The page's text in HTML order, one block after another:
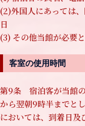
(2)外国人にあっては
日
(3) その他当館が必要
客室の使用時間
第9条 宿泊客が当館
から翌朝9時半までと
においては、到着日